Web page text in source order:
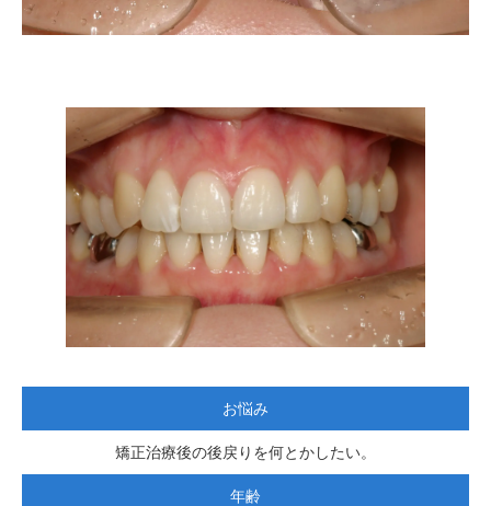
お悩み
矯正治療後の後戻りを何とかしたい。
年齢